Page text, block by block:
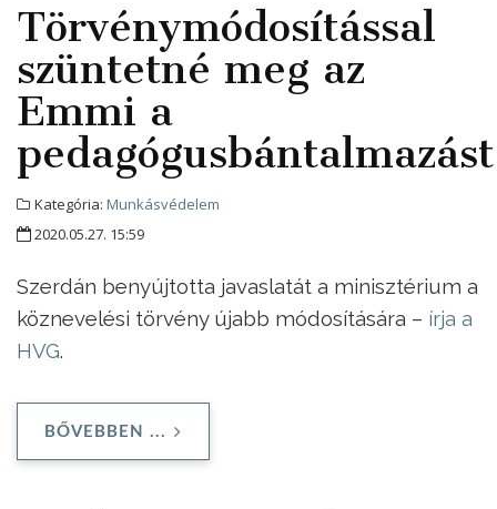
Törvénymódosítással
szüntetné meg az
Emmi a
pedagógusbántalmazást
Kategória: Munkásvédelem
2020.05.27. 15:59
Szerdán benyújtotta javaslatát a minisztérium a
köznevelési törvény újabb módosítására – írja a
HVG.
BŐVEBBEN ...